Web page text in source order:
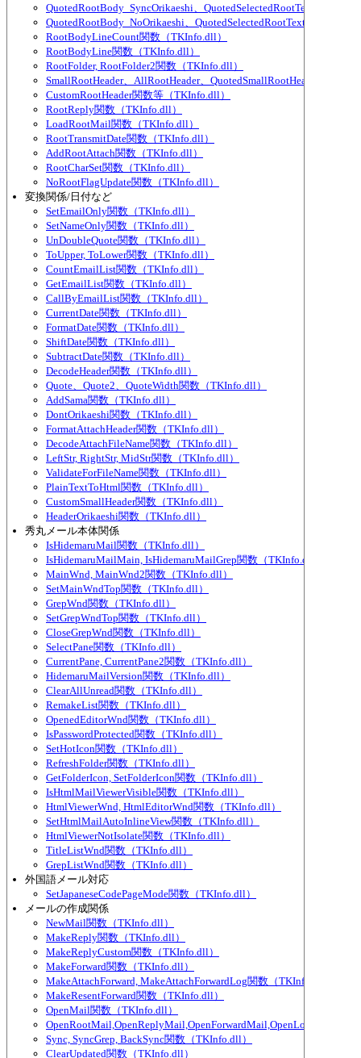
QuotedRootBody_SyncOrikaeshi、
QuotedRootBody_NoOrikaeshi、
RootBodyLineCount関数（TKInfo.dll）
RootBodyLine関数（TKInfo.dll）
RootFolder, RootFolder2関数（TKInfo.dll）
SmallRootHeader、AllRootHeader、QuotedSmallRootHeader、
CustomRootHeader関数等（TKInfo.dll）
RootReply関数（TKInfo.dll）
LoadRootMail関数（TKInfo.dll）
RootTransmitDate関数（TKInfo.dll）
AddRootAttach関数（TKInfo.dll）
RootCharSet関数（TKInfo.dll）
NoRootFlagUpdate関数（TKInfo.dll）
変換関係/日付など
SetEmailOnly関数（TKInfo.dll）
SetNameOnly関数（TKInfo.dll）
UnDoubleQuote関数（TKInfo.dll）
ToUpper, ToLower関数（TKInfo.dll）
CountEmailList関数（TKInfo.dll）
GetEmailList関数（TKInfo.dll）
CallByEmailList関数（TKInfo.dll）
CurrentDate関数（TKInfo.dll）
FormatDate関数（TKInfo.dll）
ShiftDate関数（TKInfo.dll）
SubtractDate関数（TKInfo.dll）
DecodeHeader関数（TKInfo.dll）
Quote、Quote2、QuoteWidth関数（TKInfo.dll）
AddSama関数（TKInfo.dll）
DontOrikaeshi関数（TKInfo.dll）
FormatAttachHeader関数（TKInfo.dll）
DecodeAttachFileName関数（TKInfo.dll）
LeftStr, RightStr, MidStr関数（TKInfo.dll）
ValidateForFileName関数（TKInfo.dll）
PlainTextToHtml関数（TKInfo.dll）
CustomSmallHeader関数（TKInfo.dll）
HeaderOrikaeshi関数（TKInfo.dll）
秀丸メール本体関係
IsHidemaruMail関数（TKInfo.dll）
IsHidemaruMailMain, IsHidemaruMailGrep関数（TKInfo.dll）
MainWnd, MainWnd2関数（TKInfo.dll）
SetMainWndTop関数（TKInfo.dll）
GrepWnd関数（TKInfo.dll）
SetGrepWndTop関数（TKInfo.dll）
CloseGrepWnd関数（TKInfo.dll）
SelectPane関数（TKInfo.dll）
CurrentPane, CurrentPane2関数（TKInfo.dll）
HidemaruMailVersion関数（TKInfo.dll）
ClearAllUnread関数（TKInfo.dll）
RemakeList関数（TKInfo.dll）
OpenedEditorWnd関数（TKInfo.dll）
IsPasswordProtected関数（TKInfo.dll）
SetHotIcon関数（TKInfo.dll）
RefreshFolder関数（TKInfo.dll）
GetFolderIcon, SetFolderIcon関数（TKInfo.dll）
IsHtmlMailViewerVisible関数（TKInfo.dll）
HtmlViewerWnd, HtmlEditorWnd関数（TKInfo.dll）
SetHtmlMailAutoInlineView関数（TKInfo.dll）
HtmlViewerNotIsolate関数（TKInfo.dll）
TitleListWnd関数（TKInfo.dll）
GrepListWnd関数（TKInfo.dll）
外国語メール対応
SetJapaneseCodePageMode関数（TKInfo.dll）
メールの作成関係
NewMail関数（TKInfo.dll）
MakeReply関数（TKInfo.dll）
MakeReplyCustom関数（TKInfo.dll）
MakeForward関数（TKInfo.dll）
MakeAttachForward, MakeAttachForwardLog関数（TKInfo.dll）
MakeResentForward関数（TKInfo.dll）
OpenMail関数（TKInfo.dll）
OpenRootMail,OpenReplyMail,OpenForwardMail,OpenLog関数（
Sync, SyncGrep, BackSync関数（TKInfo.dll）
ClearUpdated関数（TKInfo.dll）